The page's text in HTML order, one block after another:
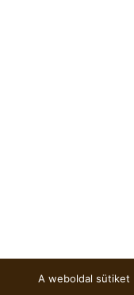
A weboldal sütiket